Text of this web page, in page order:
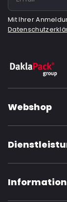
Mit Ihrer
Webshop